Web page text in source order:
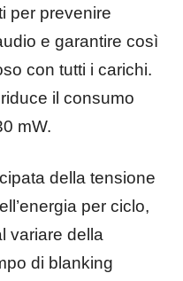
per prevenire
e garantire così
con tutti i carichi.
il consumo
mW.
della tensione
per ciclo,
variare della
di blanking